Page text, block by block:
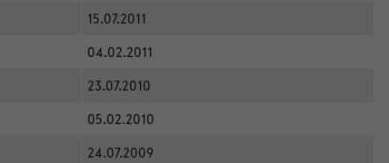
15.07.2011
04.02.2011
23.07.2010
05.02.2010
24.07.2009